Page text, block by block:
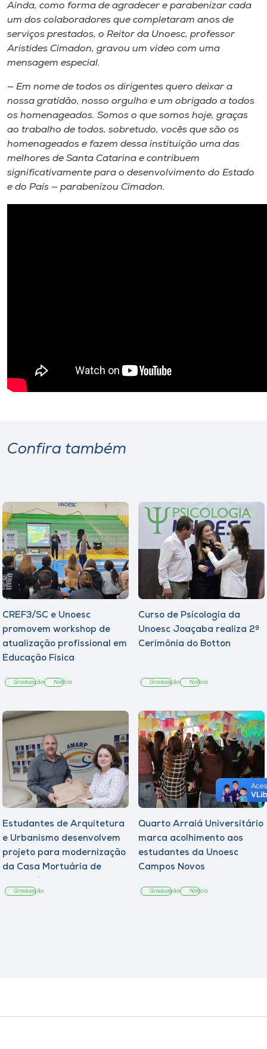
Ainda, como forma de agradecer e parabenizar cada
um dos colaboradores que completaram anos de
serviços prestados, o Reitor da Unoesc, professor
Aristides Cimadon, gravou um vídeo com uma
mensagem especial.
— Em nome de todos os dirigentes quero deixar a
nossa gratidão, nosso orgulho e um obrigado a todos
os homenageados. Somos o que somos hoje, graças
ao trabalho de todos, sobretudo, vocês que são os
homenageados e fazem dessa instituição uma das
melhores de Santa Catarina e contribuem
significativamente para o desenvolvimento do Estado
e do País — parabenizou Cimadon.
Confira também
CREF3/SC e Unoesc
promovem workshop de
atualização profissional em
Educação Física
Graduação Notícia
Curso de Psicologia da
Unoesc Joaçaba realiza 2ª
Cerimônia do Botton
Graduação Notícia
Estudantes de Arquitetura
e Urbanismo desenvolvem
projeto para modernização
da Casa Mortuária de
Graduação
Quarto Arraiá Universitário
marca acolhimento aos
estudantes da Unoesc
Campos Novos
Graduação Notícia